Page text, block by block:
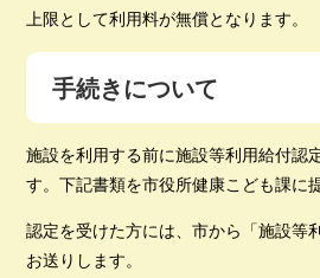
上限として利用料が無償となります。
手続きについて
施設を利用する前に施設等利用給付認
す。下記書類を市役所健康こども課に
認定を受けた方には、市から「施設等
お送りします。